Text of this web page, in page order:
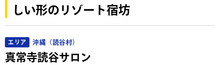
しい形のリゾート宿坊
エリア 沖縄（読谷村）
真常寺読谷サロン